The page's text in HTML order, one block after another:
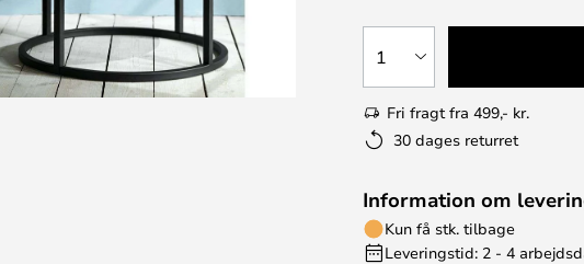
1
Fri fragt fra 499,- kr.
30 dages returret
Information om
Kun få stk. tilbage
Leveringstid: 2 - 4